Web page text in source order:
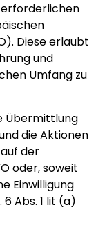
Diese erlaubt
und
Umfang zu
Übermittlung
die Aktionen
der
oder, soweit
Einwilligung
Abs. 1 lit (a)